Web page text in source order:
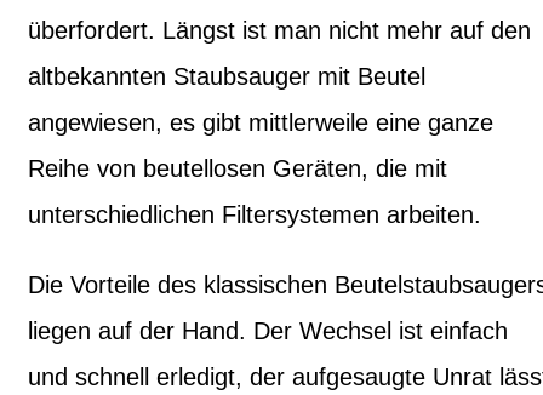
überfordert. Längst ist man nicht mehr auf den
altbekannten Staubsauger mit Beutel
angewiesen, es gibt mittlerweile eine ganze
Reihe von beutellosen Geräten, die mit
unterschiedlichen Filtersystemen arbeiten.
Die Vorteile des klassischen
liegen auf der Hand. Der Wechsel ist einfach
und schnell erledigt, der aufgesaugte Unrat